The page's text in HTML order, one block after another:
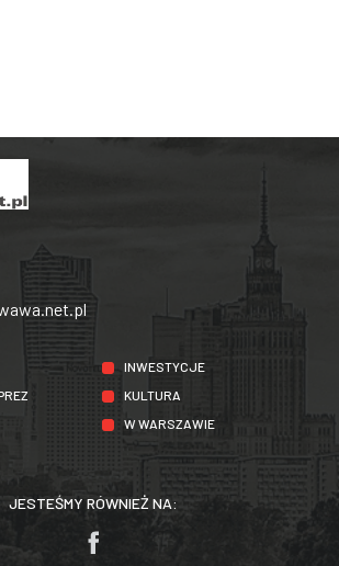
INWESTYCJE
KULTURA
W WARSZAWIE
JESTEŚMY RÓWNIEŻ NA: